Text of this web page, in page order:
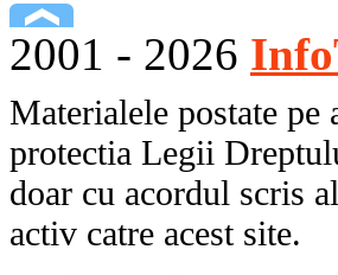
2001 - 2026
Materialele postate pe
protectia Legii
doar cu acordul scris
activ catre acest site.